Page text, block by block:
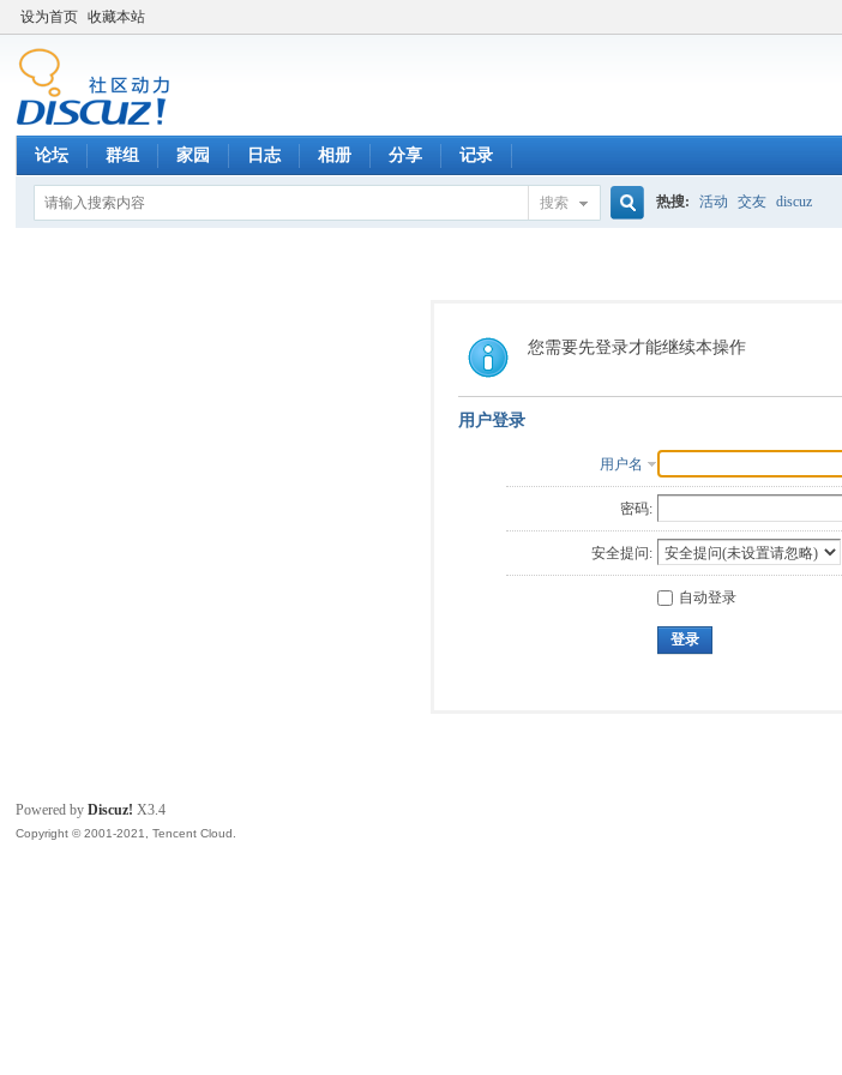
设为首页 收藏本站
论坛 群组 家园 日志 相册 分享 记录
搜索
索
热搜: 活动 交友 discuz
您需要先登录才能继续本操作
用户登录
用户名
密码:
安全提问:
自动登录
登录
Powered byDiscuz! X3.4
Copyright © 2001-2021, Tencent Cloud.